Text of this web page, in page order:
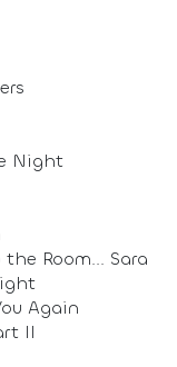
Night
Room... Sara
Again
II